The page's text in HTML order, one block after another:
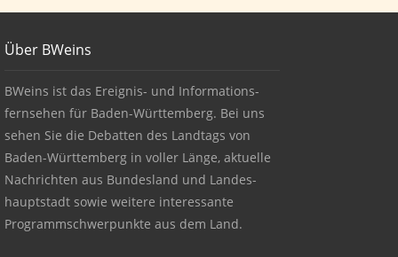
About BWeins
Über BWeins
BWeins ist das Ereignis- und Informations-
fernsehen für Baden-Württemberg. Bei uns
sehen Sie die Debatten des Landtags von
Baden-Württemberg in voller Länge, aktuelle
Nachrichten aus Bundesland und Landes-
hauptstadt sowie weitere interessante
Programmschwerpunkte aus dem Land.